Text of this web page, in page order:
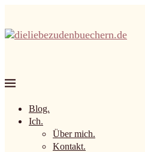
Blog.
Ich.
Über mich.
Kontakt.